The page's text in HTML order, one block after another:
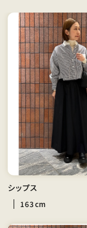
シップス
163cm